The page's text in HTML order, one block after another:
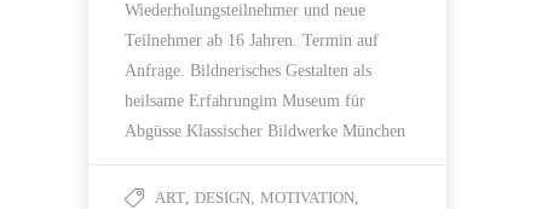
Wiederholungsteilnehmer und neue
Teilnehmer ab 16 Jahren. Termin auf
Anfrage. Bildnerisches Gestalten als
heilsame Erfahrungim Museum für
Abgüsse Klassischer Bildwerke München
ART, DESIGN, MOTIVATION,